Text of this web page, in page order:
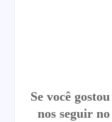
Se você
nos seguir